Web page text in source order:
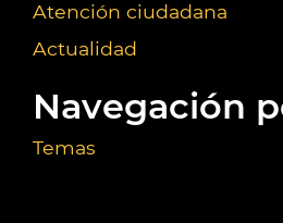
Atención ciudadana
Actualidad
Navegación
Temas